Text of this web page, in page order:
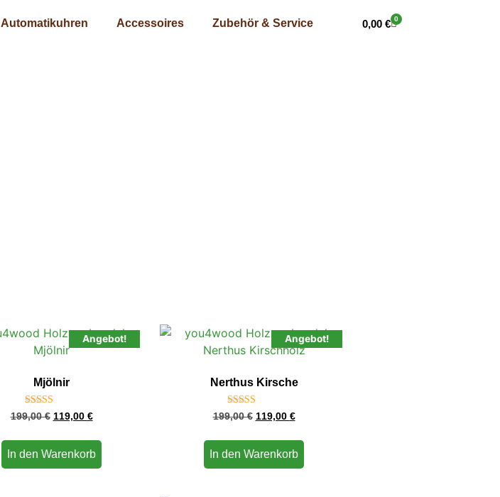
Automatikuhren Accessoires Zubehör & Service 0,00 € 0
Angebot!
Mjölnir
Bewertet
mit
von 5
199,00€ 119,00 €
In den Warenkorb
Angebot!
Nerthus Kirsche
Bewertet
mit
von 5
199,00€ 119,00 €
In den Warenkorb